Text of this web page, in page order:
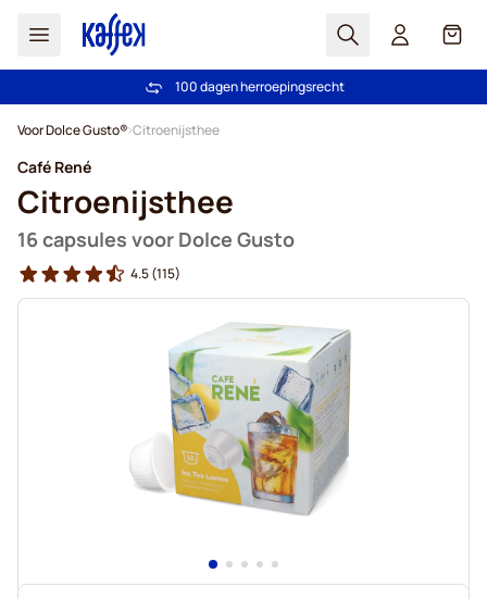
Zoek Cart
Gratis verzending vanaf € 49
100 dagen herroepingsrecht
Voor Dolce Gusto® Citroenijsthee
Café René
Citroenijsthee
16 capsules voor Dolce Gusto
4.5(115)